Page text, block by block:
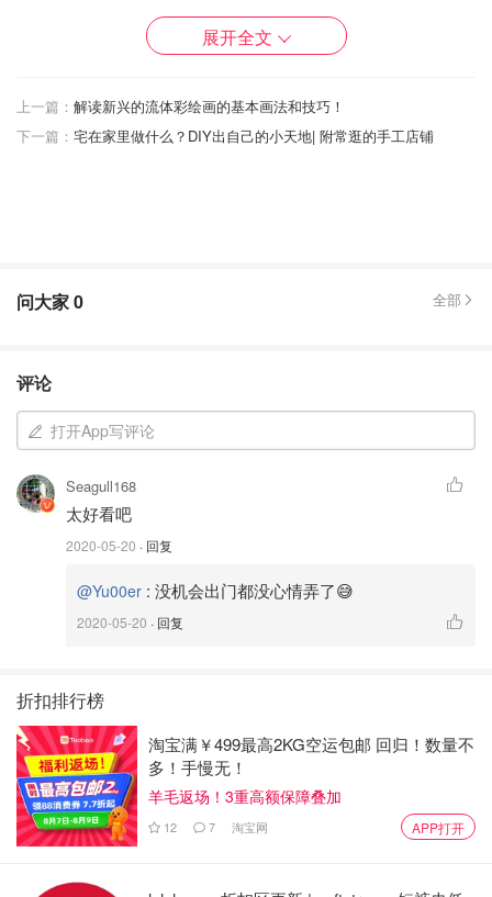
这个我感觉稍微简单一些，有条件设备齐全的情况下，可以
自己试着操作起来，介个也很美
展开全文
上一篇： 解读新兴的流体彩绘画的基本画法和技巧！
下一篇： 宅在家里做什么？DIY出自己的小天地| 附常逛的手工店铺
问大家0 全部
评论
打开App写评论
Seagull168
太好看吧
2020-05-20 · 回复
@Yu00er : 没机会出门都没心情弄了😅
2020-05-20 · 回复
折扣排行榜
淘宝满￥499最高2KG空运包邮 回归！数量不
多！手慢无！
羊毛返场！3重高额保障叠加
12 7 淘宝网 APP打开